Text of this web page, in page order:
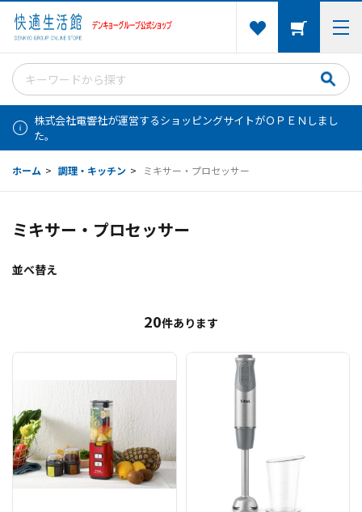
株式会社電響社が運営するショッピングサイトがＯＰＥＮしまし
た。
ホーム > 調理・キッチン > ミキサー・プロセッサー
ミキサー・プロセッサー
並べ替え
20件あります